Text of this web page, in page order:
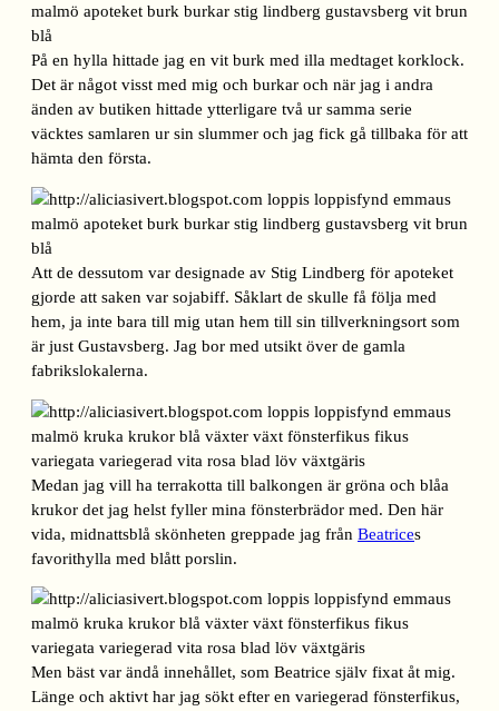
På en hylla hittade jag en vit burk med illa medtaget korklock.
Det är något visst med mig och burkar och när jag i andra
änden av butiken hittade ytterligare två ur samma serie
väcktes samlaren ur sin slummer och jag fick gå tillbaka för att
hämta den första.
Att de dessutom var designade av Stig Lindberg för apoteket
gjorde att saken var sojabiff. Såklart de skulle få följa med
hem, ja inte bara till mig utan hem till sin tillverkningsort som
är just Gustavsberg. Jag bor med utsikt över de gamla
fabrikslokalerna.
Medan jag vill ha terrakotta till balkongen är gröna och blåa
krukor det jag helst fyller mina fönsterbrädor med. Den här
vida, midnattsblå skönheten greppade jag från Beatrices
favorithylla med blått porslin.
Men bäst var ändå innehållet, som Beatrice själv fixat åt mig.
Länge och aktivt har jag sökt efter en variegerad fönsterfikus,